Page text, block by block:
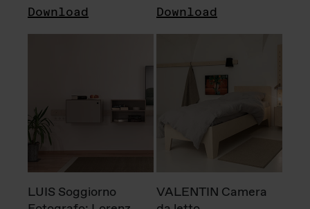
Download Download
LUIS Soggiorno
VALENTIN Camera